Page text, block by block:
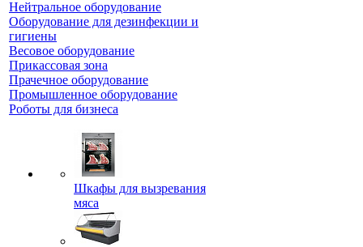
Нейтральное оборудование
Оборудование для дезинфекции и
гигиены
Весовое оборудование
Прикассовая зона
Прачечное оборудование
Промышленное оборудование
Роботы для бизнеса
Шкафы для вызревания
мяса